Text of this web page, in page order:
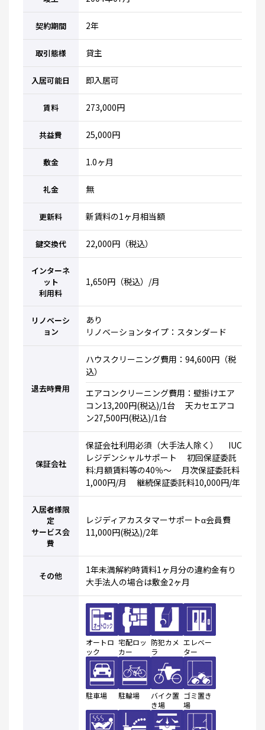
契約期間 2年
取引態様 貸主
入居可能日 即入居可
賃料 273,000円
共益費 25,000円
敷金 1.0ヶ月
礼金 無
更新料 新賃料の1ヶ月相当額
鍵交換代 22,000円（税込）
インターネ
ット
利用料
1,650円（税込）/月
リノベーシ
ョン
あり
リノベーションタイプ：スタンダード
退去時費用
ハウスクリーニング費用：94,600円（税
込）
エアコンクリーニング費用：壁掛けエア
コン13,200円(税込)/1台 天カセエアコ
ン27,500円(税込)/1台
保証会社
保証会社利用必須（大手法人除く） IUC
レジデンシャルサポート 初回保証委託
料:月額賃料等の40％～ 月次保証委託料
1,000円/月 継続保証委託料10,000円/年
入居者様限
定
サービス会
費
レジディアカスタマーサポートα会員費
11,000円(税込)/2年
その他
1年未満解約時賃料1ヶ月分の違約金有り
大手法人の場合は敷金2ヶ月
オートロ
ック
宅配ロッ
カー
防犯カメ
ラ
エレベー
ター
駐車場 駐輪場
バイク置
き場
ゴミ置き
場